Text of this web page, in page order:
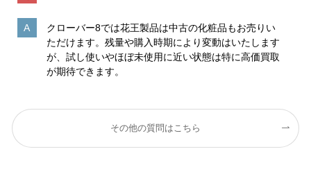
クローバー8では花王製品は中古の化粧品もお売りい
ただけます。残量や購入時期により変動はいたします
が、試し使いやほぼ未使用に近い状態は特に高価買取
が期待できます。
その他の質問はこちら